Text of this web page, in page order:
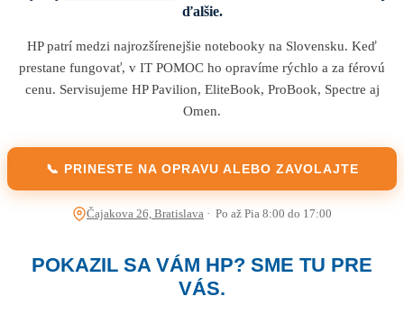
ďalšie.
HP patrí medzi najrozšírenejšie notebooky na Slovensku. Keď
prestane fungovať, v IT POMOC ho opravíme rýchlo a za férovú
cenu. Servisujeme HP Pavilion, EliteBook, ProBook, Spectre aj
Omen.
📞 PRINESTE NA OPRAVU ALEBO ZAVOLAJTE
Čajakova 26, Bratislava · Po až Pia 8:00 do 17:00
POKAZIL SA VÁM HP? SME TU PRE
VÁS.